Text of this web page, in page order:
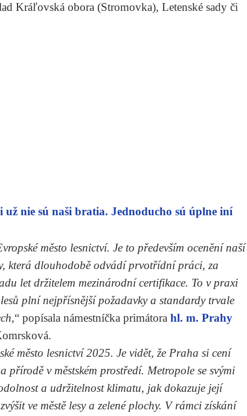
Kráľovská obora (Stromovka), Letenské sady či
nie sú naši bratia. Jednoducho sú úplne iní
město lesnictví. Je to především ocenění naší
která dlouhodobě odvádí prvotřídní práci, za
let držitelem mezinárodní certifikace. To v praxi
plní nejpřísnější požadavky a standardy trvale
,“ popísala námestníčka primátora hl. m. Prahy
město lesnictví 2025. Je vidět, že Praha si cení
přírodě v městském prostředí. Metropole se svými
a udržitelnost klimatu, jak dokazuje její
ve městě lesy a zelené plochy. V rámci získání